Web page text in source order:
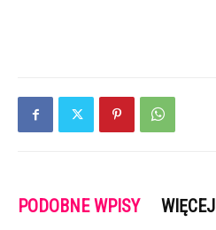
PODOBNE WPISY WIĘCEJ